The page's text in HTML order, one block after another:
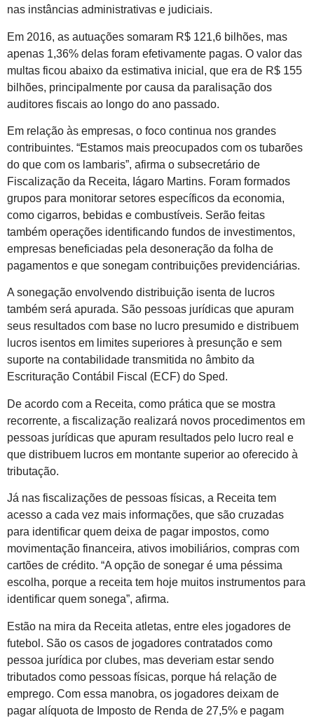
nas instâncias administrativas e judiciais.
Em 2016, as autuações somaram R$ 121,6 bilhões, mas
apenas 1,36% delas foram efetivamente pagas. O valor das
multas ficou abaixo da estimativa inicial, que era de R$ 155
bilhões, principalmente por causa da paralisação dos
auditores fiscais ao longo do ano passado.
Em relação às empresas, o foco continua nos grandes
contribuintes. “Estamos mais preocupados com os tubarões
do que com os lambaris”, afirma o subsecretário de
Fiscalização da Receita, Iágaro Martins. Foram formados
grupos para monitorar setores específicos da economia,
como cigarros, bebidas e combustíveis. Serão feitas
também operações identificando fundos de investimentos,
empresas beneficiadas pela desoneração da folha de
pagamentos e que sonegam contribuições previdenciárias.
A sonegação envolvendo distribuição isenta de lucros
também será apurada. São pessoas jurídicas que apuram
seus resultados com base no lucro presumido e distribuem
lucros isentos em limites superiores à presunção e sem
suporte na contabilidade transmitida no âmbito da
Escrituração Contábil Fiscal (ECF) do Sped.
De acordo com a Receita, como prática que se mostra
recorrente, a fiscalização realizará novos procedimentos em
pessoas jurídicas que apuram resultados pelo lucro real e
que distribuem lucros em montante superior ao oferecido à
tributação.
Já nas fiscalizações de pessoas físicas, a Receita tem
acesso a cada vez mais informações, que são cruzadas
para identificar quem deixa de pagar impostos, como
movimentação financeira, ativos imobiliários, compras com
cartões de crédito. “A opção de sonegar é uma péssima
escolha, porque a receita tem hoje muitos instrumentos para
identificar quem sonega”, afirma.
Estão na mira da Receita atletas, entre eles jogadores de
futebol. São os casos de jogadores contratados como
pessoa jurídica por clubes, mas deveriam estar sendo
tributados como pessoas físicas, porque há relação de
emprego. Com essa manobra, os jogadores deixam de
pagar alíquota de Imposto de Renda de 27,5% e pagam